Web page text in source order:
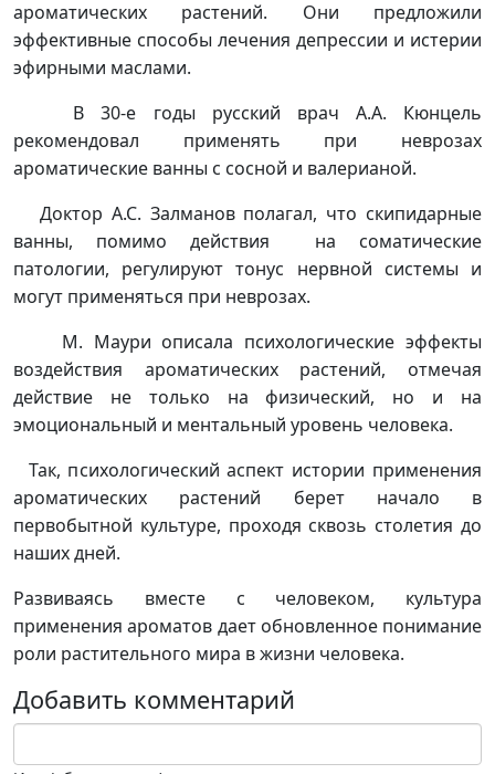
ароматических растений. Они предложили
эффективные способы лечения депрессии и истерии
эфирными маслами.
В 30-е годы русский врач А.А. Кюнцель
рекомендовал применять при неврозах
ароматические ванны с сосной и валерианой.
Доктор А.С. Залманов полагал, что скипидарные
ванны, помимо действия на соматические
патологии, регулируют тонус нервной системы и
могут применяться при неврозах.
М. Маури описала психологические эффекты
воздействия ароматических растений, отмечая
действие не только на физический, но и на
эмоциональный и ментальный уровень человека.
Так, психологический аспект истории применения
ароматических растений берет начало в
первобытной культуре, проходя сквозь столетия до
наших дней.
Развиваясь вместе с человеком, культура
применения ароматов дает обновленное понимание
роли растительного мира в жизни человека.
Добавить комментарий